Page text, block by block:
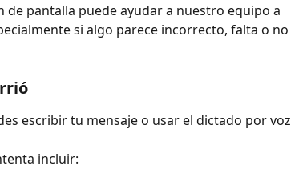
de pantalla puede ayudar a nuestro equipo a
si algo parece incorrecto, falta o no
escribir tu mensaje o usar el dictado por voz
incluir: